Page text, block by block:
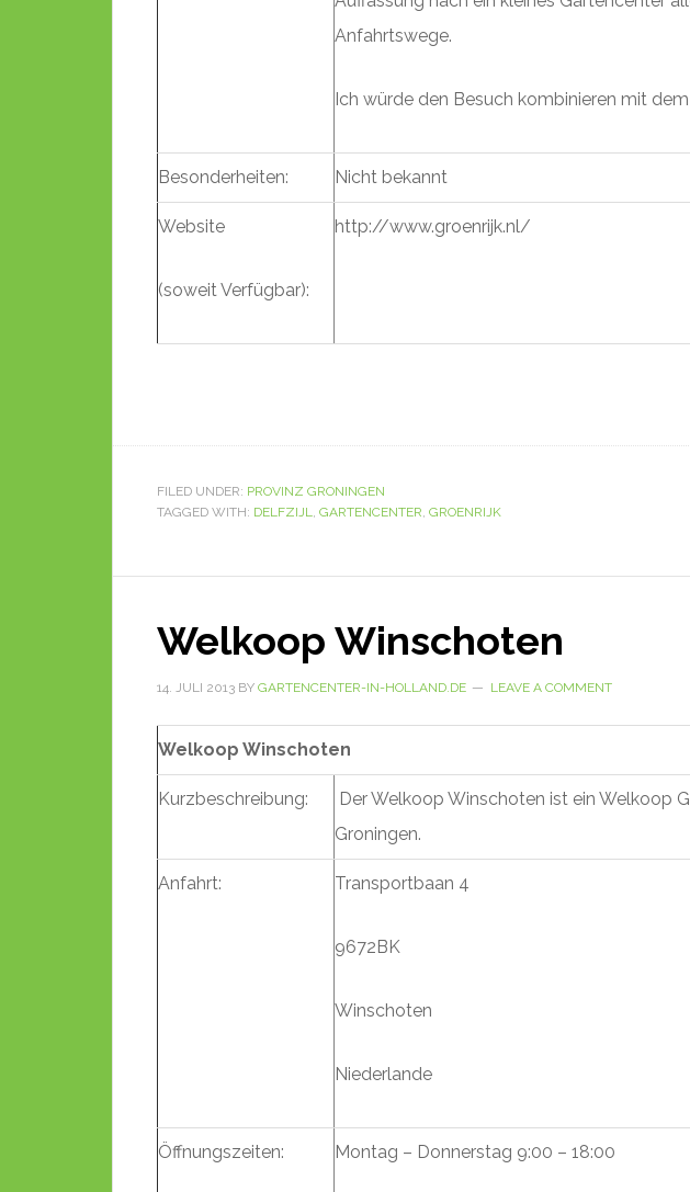
Anfahrtswege.
Ich würde den Besuch kombinieren mit
Besonderheiten: Nicht bekannt
Website
(soweit Verfügbar):
http://www.groenrijk.nl/
FILED UNDER: PROVINZ GRONINGEN
TAGGED WITH: DELFZIJL, GARTENCENTER, GROENRIJK
Welkoop Winschoten
14. JULI 2013 BY GARTENCENTER-IN-HOLLAND.DE LEAVE A COMMENT
Welkoop Winschoten
Kurzbeschreibung:
Der Welkoop Winschoten ist ein Welkoop
Groningen.
Anfahrt: Transportbaan 4
9672BK
Winschoten
Niederlande
Öffnungszeiten: Montag – Donnerstag 9:00 – 18:00